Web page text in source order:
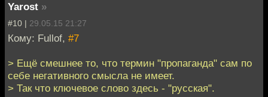
Yarost »
#10 | 29.05.15 21:27
Кому: Fullof, #7
> Ещё смешнее то, что термин "пропаганда" сам по
себе негативного смысла не имеет.
> Так что ключевое слово здесь - "русская".